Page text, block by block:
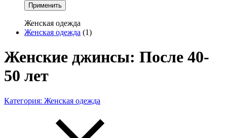
Применить
Женская одежда
Женская одежда (1)
Женские джинсы: После 40-
50 лет
Категория: Женская одежда